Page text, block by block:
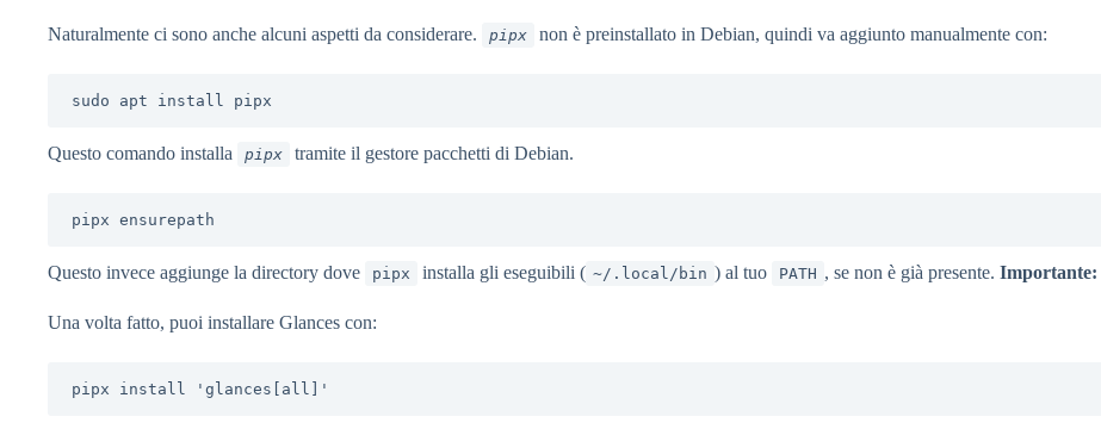
Naturalmente ci sono anche alcuni aspetti da considerare. pipx non è preinstallato in Debian, quindi va aggiunto manualmente con:
sudo apt install pipx
Questo comando installa pipx tramite il gestore pacchetti di Debian.
pipx ensurepath
Questo invece aggiunge la directory dove pipx installa gli eseguibili ( ~/.local/bin ) al tuo PATH , se non è già presente. Importante:
Una volta fatto, puoi installare Glances con:
pipx install 'glances[all]'